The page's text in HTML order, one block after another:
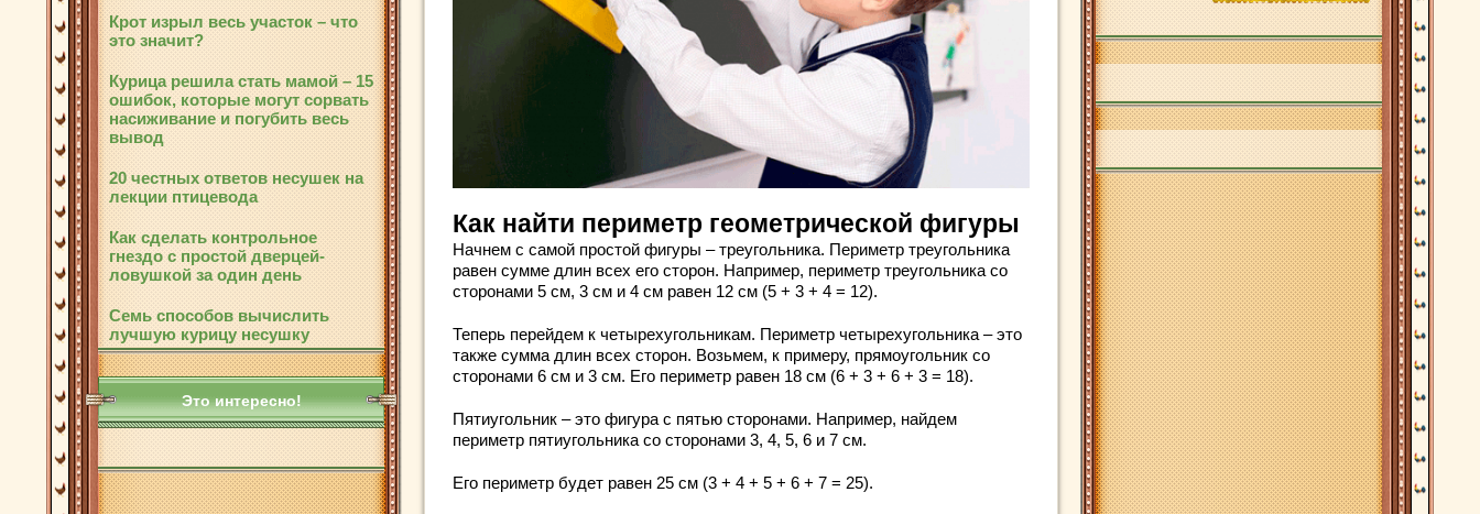
Крот изрыл весь участок – что
это значит?
Курица решила стать мамой – 15
ошибок, которые могут сорвать
насиживание и погубить весь
вывод
20 честных ответов несушек на
лекции птицевода
Как сделать контрольное
гнездо с простой дверцей-
ловушкой за один день
Семь способов вычислить
лучшую курицу несушку
Это интересно!
Как найти периметр геометрической фигуры
Начнем с самой простой фигуры – треугольника. Периметр треугольника
равен сумме длин всех его сторон. Например, периметр треугольника со
сторонами 5 см, 3 см и 4 см равен 12 см (5 + 3 + 4 = 12).
Теперь перейдем к четырехугольникам. Периметр четырехугольника – это
также сумма длин всех сторон. Возьмем, к примеру, прямоугольник со
сторонами 6 см и 3 см. Его периметр равен 18 см (6 + 3 + 6 + 3 = 18).
Пятиугольник – это фигура с пятью сторонами. Например, найдем
периметр пятиугольника со сторонами 3, 4, 5, 6 и 7 см.
Его периметр будет равен 25 см (3 + 4 + 5 + 6 + 7 = 25).